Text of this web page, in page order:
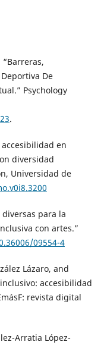
“Barreras,
De
Psychology
.
en
diversidad
Universidad de
diversas para la
con artes.”
09554-4
Lázaro, and
accesibilidad
revista digital
Arratia López-